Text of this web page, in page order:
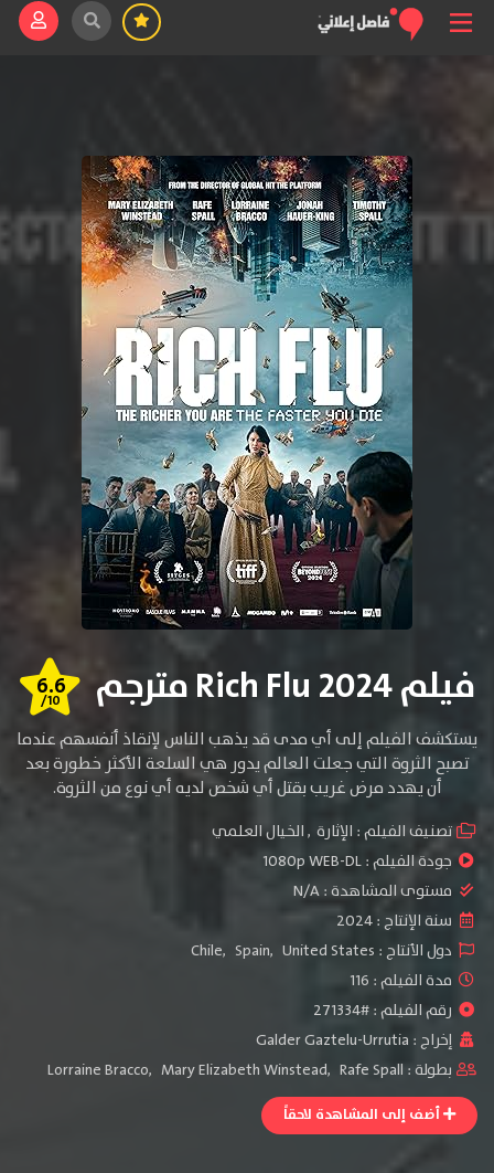
فيلم Rich Flu 2024 مترجم 6.6
/10
يستكشف الفيلم إلى أي مدى قد يذهب الناس لإنقاذ أنفسهم عندما
تصبح الثروة التي جعلت العالم يدور هي السلعة الأكثر خطورة بعد
أن يهدد مرض غريب بقتل أي شخص لديه أي نوع من الثروة.
تصنيف الفيلم : الإثارة ,الخيال العلمي
جودة الفيلم :1080p WEB-DL
مستوى المشاهدة :N/A
سنة الإنتاج :2024
دول الأنتاج :
Chile, Spain, United States
مدة الفيلم : 116
رقم الفيلم : #271334
إخراج : Galder Gaztelu-Urrutia
بطولة :
Lorraine Bracco, Mary Elizabeth Winstead, Rafe Spall
أضف إلى المشاهدة لاحقاً